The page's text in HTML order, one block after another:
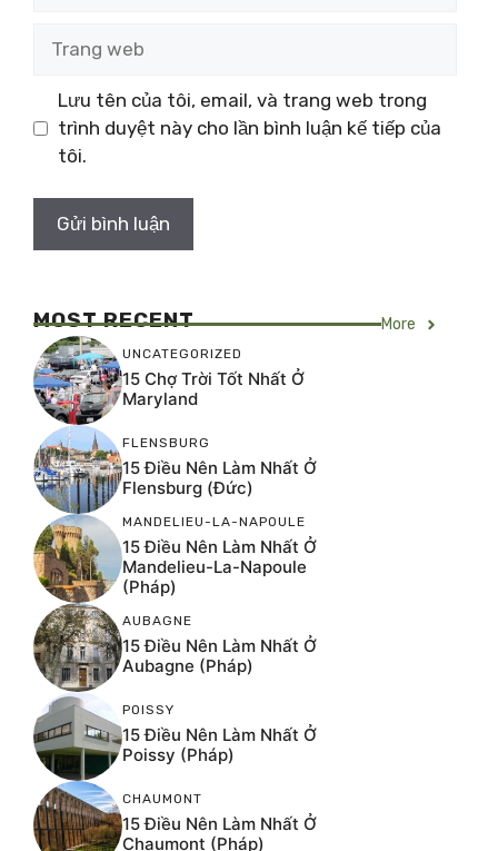
web
Lưu tên của tôi, email, và trang web trong
trình duyệt này cho lần bình luận kế tiếp của
tôi.
MOST RECENT More
UNCATEGORIZED
15 Chợ Trời Tốt Nhất Ở
Maryland
FLENSBURG
15 Điều Nên Làm Nhất Ở
Flensburg (Đức)
MANDELIEU-LA-NAPOULE
15 Điều Nên Làm Nhất Ở
Mandelieu-La-Napoule
(Pháp)
AUBAGNE
15 Điều Nên Làm Nhất Ở
Aubagne (Pháp)
POISSY
15 Điều Nên Làm Nhất Ở
Poissy (Pháp)
CHAUMONT
15 Điều Nên Làm Nhất Ở
Chaumont (Pháp)